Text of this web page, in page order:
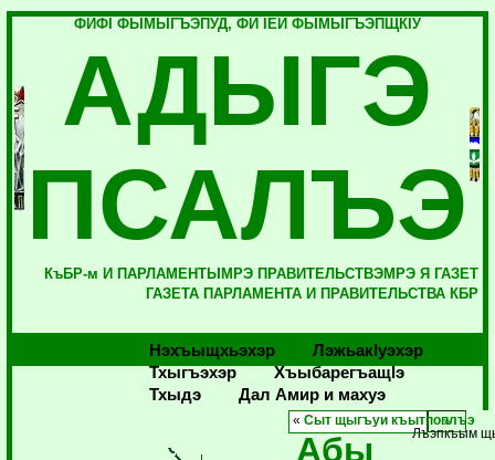
ФИФI ФЫМЫГЪЭПУД, ФИ IЕЙ ФЫМЫГЪЭПЩКIУ
АДЫГЭ
ПСАЛЪЭ
КъБР-м И ПАРЛАМЕНТЫМРЭ ПРАВИТЕЛЬСТВЭМРЭ Я ГАЗЕТ
ГАЗЕТА ПАРЛАМЕНТА И ПРАВИТЕЛЬСТВА КБР
Нэхъыщхьэхэр
Лэжьакlуэхэр
Тхыгъэхэр
Хъыбарегъащlэ
Тхыдэ
Дал Амир и махуэ
«Сыт щыгъуи къытпоплъэ
Лъэпкъым
Абы